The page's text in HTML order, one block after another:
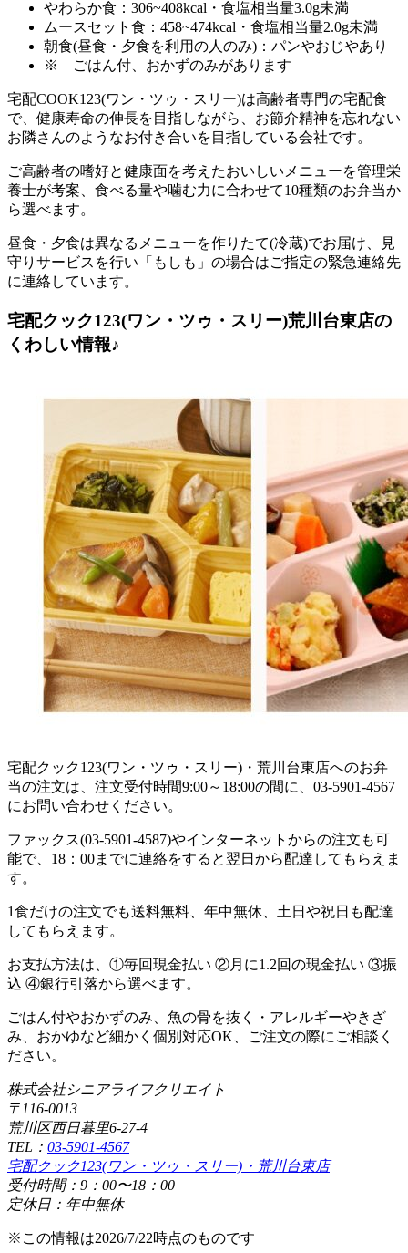
やわらか食：306~408kcal・食塩相当量3.0g未満
ムースセット食：458~474kcal・食塩相当量2.0g未満
朝食(昼食・夕食を利用の人のみ)：パンやおじやあり
※ ごはん付、おかずのみがあります
宅配COOK123(ワン・ツゥ・スリー)は高齢者専門の宅配食
で、健康寿命の伸長を目指しながら、お節介精神を忘れない
お隣さんのようなお付き合いを目指している会社です。
ご高齢者の嗜好と健康面を考えたおいしいメニューを管理栄
養士が考案、食べる量や噛む力に合わせて10種類のお弁当か
ら選べます。
昼食・夕食は異なるメニューを作りたて(冷蔵)でお届け、見
守りサービスを行い「もしも」の場合はご指定の緊急連絡先
に連絡しています。
宅配クック123(ワン・ツゥ・スリー)荒川台東店の
くわしい情報♪
宅配クック123(ワン・ツゥ・スリー)・荒川台東店へのお弁
当の注文は、注文受付時間9:00～18:00の間に、03-5901-4567
にお問い合わせください。
ファックス(03-5901-4587)やインターネットからの注文も可
能で、18：00までに連絡をすると翌日から配達してもらえま
す。
1食だけの注文でも送料無料、年中無休、土日や祝日も配達
してもらえます。
お支払方法は、①毎回現金払い ②月に1.2回の現金払い ③振
込 ④銀行引落から選べます。
ごはん付やおかずのみ、魚の骨を抜く・アレルギーやきざ
み、おかゆなど細かく個別対応OK、ご注文の際にご相談く
ださい。
株式会社シニアライフクリエイト
〒116-0013
荒川区西日暮里6-27-4
TEL： 03-5901-4567
宅配クック123(ワン・ツゥ・スリー)・荒川台東店
受付時間：9：00〜18：00
定休日：年中無休
※この情報は2026/7/22時点のものです